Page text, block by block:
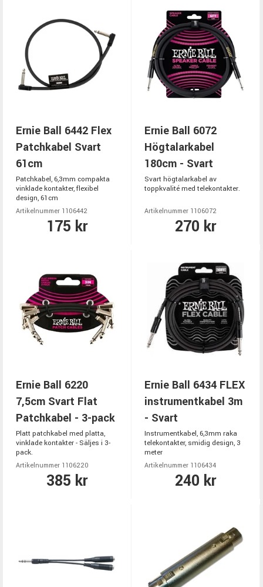
Ernie Ball 6442 Flex
Patchkabel Svart
61cm
Patchkabel, 6,3mm compakta
vinklade kontakter, flexibel
design, 61cm
Artikelnummer 1106442
175 kr
Ernie Ball 6072
Högtalarkabel
180cm - Svart
Svart högtalarkabel av
toppkvalité med telekontakter.
Artikelnummer 1106072
270 kr
Ernie Ball 6220
7,5cm Svart Flat
Patchkabel - 3-pack
Platt patchkabel med platta,
vinklade kontakter - Säljes i 3-
pack.
Artikelnummer 1106220
385 kr
Ernie Ball 6434 FLEX
instrumentkabel 3m
- Svart
Instrumentkabel, 6,3mm raka
telekontakter, smidig design, 3
meter
Artikelnummer 1106434
240 kr